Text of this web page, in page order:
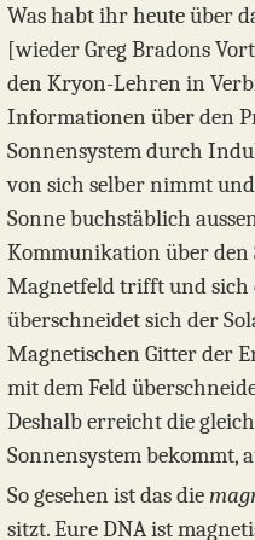
Was habt ihr heute über
[wieder Greg Bradons
den Kryon-Lehren in
Informationen über den
Sonnensystem durch
von sich selber nimmt
Sonne buchstäblich
Kommunikation über den
Magnetfeld trifft und sich
überschneidet sich der
Magnetischen Gitter der
mit dem Feld
Deshalb erreicht die
Sonnensystem bekommt,
So gesehen ist das die
sitzt. Eure DNA ist